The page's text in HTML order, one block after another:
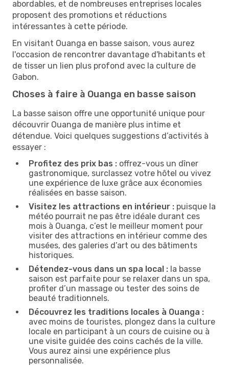
abordables, et de nombreuses entreprises locales
proposent des promotions et réductions
intéressantes à cette période.
En visitant Ouanga en basse saison, vous aurez
l'occasion de rencontrer davantage d'habitants et
de tisser un lien plus profond avec la culture de
Gabon.
Choses à faire à Ouanga en basse saison
La basse saison offre une opportunité unique pour
découvrir Ouanga de manière plus intime et
détendue. Voici quelques suggestions d’activités à
essayer :
Profitez des prix bas : offrez-vous un dîner
gastronomique, surclassez votre hôtel ou vivez
une expérience de luxe grâce aux économies
réalisées en basse saison.
Visitez les attractions en intérieur : puisque la
météo pourrait ne pas être idéale durant ces
mois à Ouanga, c’est le meilleur moment pour
visiter des attractions en intérieur comme des
musées, des galeries d’art ou des bâtiments
historiques.
Détendez-vous dans un spa local : la basse
saison est parfaite pour se relaxer dans un spa,
profiter d’un massage ou tester des soins de
beauté traditionnels.
Découvrez les traditions locales à Ouanga :
avec moins de touristes, plongez dans la culture
locale en participant à un cours de cuisine ou à
une visite guidée des coins cachés de la ville.
Vous aurez ainsi une expérience plus
personnalisée.